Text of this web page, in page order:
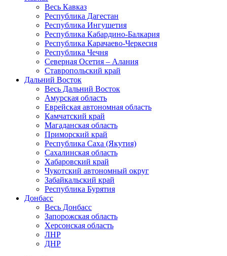
Весь Кавказ
Республика Дагестан
Республика Ингушетия
Республика Кабардино-Балкария
Республика Карачаево-Черкесия
Республика Чечня
Северная Осетия – Алания
Ставропольский край
Дальний Восток
Весь Дальний Восток
Амурская область
Еврейская автономная область
Камчатский край
Магаданская область
Приморский край
Республика Саха (Якутия)
Сахалинская область
Хабаровский край
Чукотский автономный округ
Забайкальский край
Республика Бурятия
Донбасс
Весь Донбасс
Запорожская область
Херсонская область
ЛНР
ДНР